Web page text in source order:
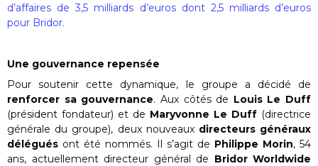
d’affaires de 3,5 milliards d’euros dont 2,5 milliards d’euros
pour Bridor.
Une gouvernance repensée
Pour soutenir cette dynamique, le groupe a décidé de
renforcer sa gouvernance. Aux côtés de Louis Le Duff
(président fondateur) et de Maryvonne Le Duff (directrice
générale du groupe), deux nouveaux directeurs généraux
délégués ont été nommés. Il s’agit de Philippe Morin, 54
ans, actuellement directeur général de Bridor Worldwide